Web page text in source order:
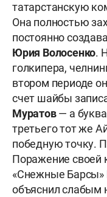
татарстанскую
Она полностью
постоянно
Юрия Волосенко.
голкипера,
втором периоде
счет шайбы
Муратов— а
третьего тот же
победную точку.
Поражение своей
«Снежные Барсы»
объяснил слабым